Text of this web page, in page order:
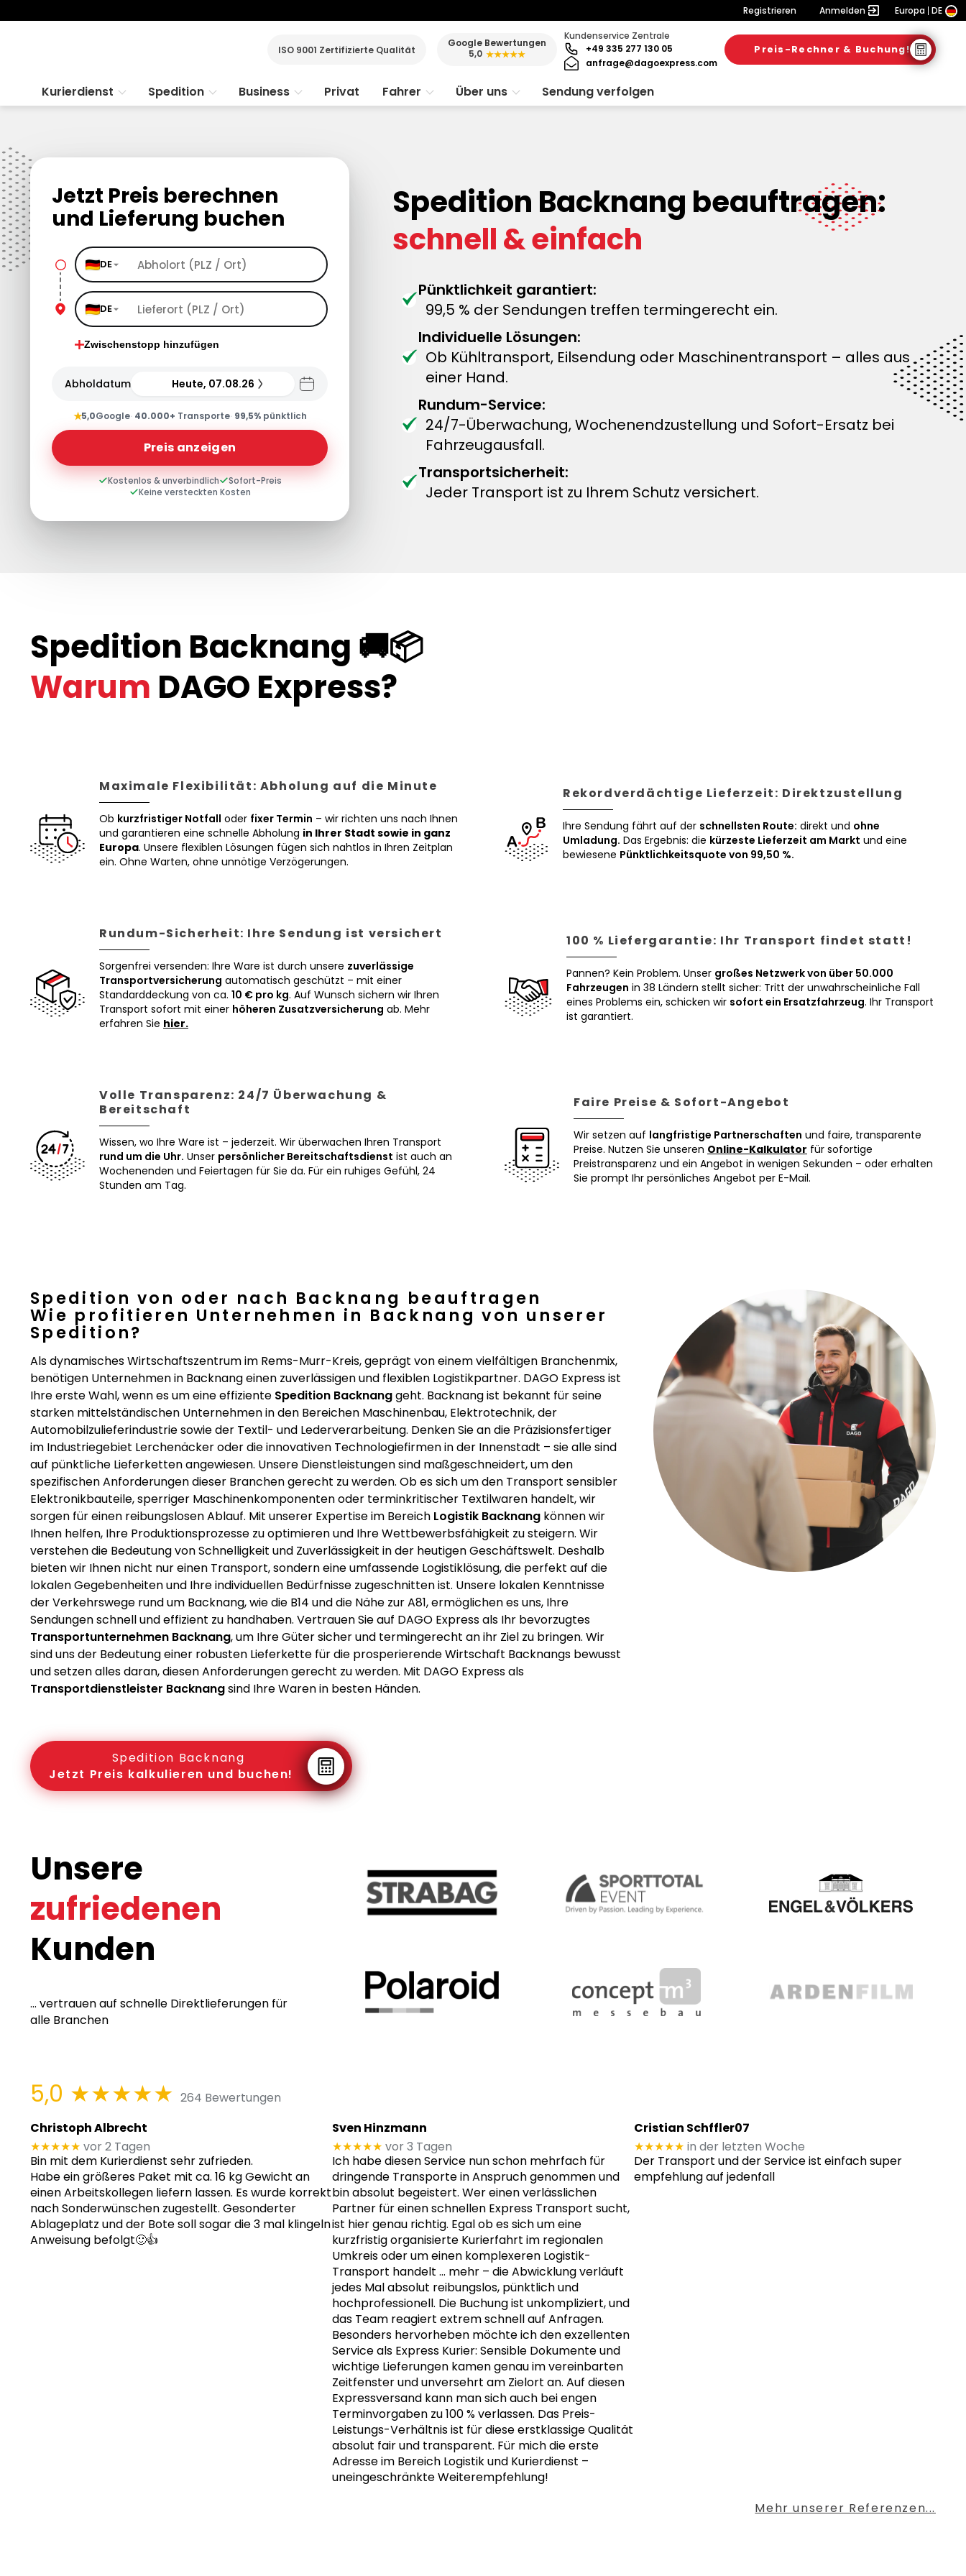
Registrieren Anmelden Europa DE
ISO 9001 Zertifizierte Qualität
Google Bewertungen
5,0 ★★★★★
Kundenservice Zentrale
+49 335 277 130 05
anfrage@dagoexpress.com
Preis-Rechner & Buchung!
Kurierdienst Spedition Business Privat Fahrer Über uns Sendung verfolgen
Jetzt Preis berechnen
und Lieferung buchen
DE
DE
Zwischenstopp hinzufügen
Abholdatum Heute, 07.08.26
★5,0Google· 40.000+ Transporte· 99,5%pünktlich
Preis anzeigen
Kostenlos & unverbindlich
Sofort-Preis
Keine versteckten Kosten
Spedition Backnang beauftragen:
schnell & einfach
Pünktlichkeit garantiert:
99,5 % der Sendungen treffen termingerecht ein.
Individuelle Lösungen:
Ob Kühltransport, Eilsendung oder Maschinentransport – alles aus
einer Hand.
Rundum-Service:
24/7-Überwachung, Wochenendzustellung und Sofort-Ersatz bei
Fahrzeugausfall.
Transportsicherheit:
Jeder Transport ist zu Ihrem Schutz versichert.
Spedition Backnang 🚚📦
Warum DAGO Express?
Maximale Flexibilität: Abholung auf die Minute
Ob kurzfristiger Notfall oder fixer Termin – wir richten uns nach Ihnen
und garantieren eine schnelle Abholung in Ihrer Stadt sowie in ganz
Europa. Unsere flexiblen Lösungen fügen sich nahtlos in Ihren Zeitplan
ein. Ohne Warten, ohne unnötige Verzögerungen.
Rekordverdächtige Lieferzeit: Direktzustellung
Ihre Sendung fährt auf der schnellsten Route: direkt und ohne
Umladung. Das Ergebnis: die kürzeste Lieferzeit am Markt und eine
bewiesene Pünktlichkeitsquote von 99,50 %.
Rundum-Sicherheit: Ihre Sendung ist versichert
Sorgenfrei versenden: Ihre Ware ist durch unsere zuverlässige
Transportversicherung automatisch geschützt – mit einer
Standarddeckung von ca. 10 € pro kg. Auf Wunsch sichern wir Ihren
Transport sofort mit einer höheren Zusatzversicherung ab. Mehr
erfahren Sie hier.
100 % Liefergarantie: Ihr Transport findet statt!
Pannen? Kein Problem. Unser großes Netzwerk von über 50.000
Fahrzeugen in 38 Ländern stellt sicher: Tritt der unwahrscheinliche Fall
eines Problems ein, schicken wir sofort ein Ersatzfahrzeug. Ihr Transport
ist garantiert.
Volle Transparenz: 24/7 Überwachung &
Bereitschaft
Wissen, wo Ihre Ware ist – jederzeit. Wir überwachen Ihren Transport
rund um die Uhr. Unser persönlicher Bereitschaftsdienst ist auch an
Wochenenden und Feiertagen für Sie da. Für ein ruhiges Gefühl, 24
Stunden am Tag.
Faire Preise & Sofort-Angebot
Wir setzen auf langfristige Partnerschaften und faire, transparente
Preise. Nutzen Sie unseren Online-Kalkulator für sofortige
Preistransparenz und ein Angebot in wenigen Sekunden – oder erhalten
Sie prompt Ihr persönliches Angebot per E-Mail.
Spedition von oder nach Backnang beauftragen
Wie profitieren Unternehmen in Backnang von unserer
Spedition?
Als dynamisches Wirtschaftszentrum im Rems-Murr-Kreis, geprägt von einem vielfältigen Branchenmix,
benötigen Unternehmen in Backnang einen zuverlässigen und flexiblen Logistikpartner. DAGO Express ist
Ihre erste Wahl, wenn es um eine effiziente Spedition Backnanggeht. Backnang ist bekannt für seine
starken mittelständischen Unternehmen in den Bereichen Maschinenbau, Elektrotechnik, der
Automobilzulieferindustrie sowie der Textil- und Lederverarbeitung. Denken Sie an die Präzisionsfertiger
im Industriegebiet Lerchenäcker oder die innovativen Technologiefirmen in der Innenstadt – sie alle sind
auf pünktliche Lieferketten angewiesen. Unsere Dienstleistungen sind maßgeschneidert, um den
spezifischen Anforderungen dieser Branchen gerecht zu werden. Ob es sich um den Transport sensibler
Elektronikbauteile, sperriger Maschinenkomponenten oder terminkritischer Textilwaren handelt, wir
sorgen für einen reibungslosen Ablauf. Mit unserer Expertise im Bereich Logistik Backnang können wir
Ihnen helfen, Ihre Produktionsprozesse zu optimieren und Ihre Wettbewerbsfähigkeit zu steigern. Wir
verstehen die Bedeutung von Schnelligkeit und Zuverlässigkeit in der heutigen Geschäftswelt. Deshalb
bieten wir Ihnen nicht nur einen Transport, sondern eine umfassende Logistiklösung, die perfekt auf die
lokalen Gegebenheiten und Ihre individuellen Bedürfnisse zugeschnitten ist. Unsere lokalen Kenntnisse
der Verkehrswege rund um Backnang, wie die B14 und die Nähe zur A81, ermöglichen es uns, Ihre
Sendungen schnell und effizient zu handhaben. Vertrauen Sie auf DAGO Express als Ihr bevorzugtes
Transportunternehmen Backnang, um Ihre Güter sicher und termingerecht an ihr Ziel zu bringen. Wir
sind uns der Bedeutung einer robusten Lieferkette für die prosperierende Wirtschaft Backnangs bewusst
und setzen alles daran, diesen Anforderungen gerecht zu werden. Mit DAGO Express als
Transportdienstleister Backnangsind Ihre Waren in besten Händen.
Spedition Backnang
Jetzt Preis kalkulieren und buchen!
Unsere
zufriedenen
Kunden
... vertrauen auf schnelle Direktlieferungen für
alle Branchen
5,0 ★★★★★ 264 Bewertungen
Christoph Albrecht
★★★★★ vor 2 Tagen
Bin mit dem Kurierdienst sehr zufrieden.
Habe ein größeres Paket mit ca. 16 kg Gewicht an
einen Arbeitskollegen liefern lassen. Es wurde korrekt
nach Sonderwünschen zugestellt. Gesonderter
Ablageplatz und der Bote soll sogar die 3 mal klingeln
Anweisung befolgt🙂👍
Sven Hinzmann
★★★★★ vor 3 Tagen
Ich habe diesen Service nun schon mehrfach für
dringende Transporte in Anspruch genommen und
bin absolut begeistert. Wer einen verlässlichen
Partner für einen schnellen Express Transport sucht,
ist hier genau richtig. Egal ob es sich um eine
kurzfristig organisierte Kurierfahrt im regionalen
Umkreis oder um einen komplexeren Logistik-
Transport handelt … mehr– die Abwicklung verläuft
jedes Mal absolut reibungslos, pünktlich und
hochprofessionell. Die Buchung ist unkompliziert, und
das Team reagiert extrem schnell auf Anfragen.
Besonders hervorheben möchte ich den exzellenten
Service als Express Kurier: Sensible Dokumente und
wichtige Lieferungen kamen genau im vereinbarten
Zeitfenster und unversehrt am Zielort an. Auf diesen
Expressversand kann man sich auch bei engen
Terminvorgaben zu 100 % verlassen. Das Preis-
Leistungs-Verhältnis ist für diese erstklassige Qualität
absolut fair und transparent. Für mich die erste
Adresse im Bereich Logistik und Kurierdienst –
uneingeschränkte Weiterempfehlung!
Cristian Schffler07
★★★★★ in der letzten Woche
Der Transport und der Service ist einfach super
empfehlung auf jedenfall
Mehr unserer Referenzen...